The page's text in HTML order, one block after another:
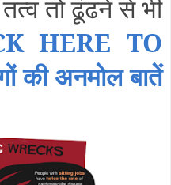
तो ढूंढने से भी
HERE TO
की अनमोल बातें